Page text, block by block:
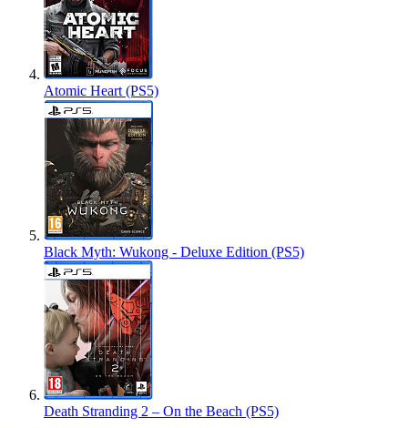
Atomic Heart (PS5)
Black Myth: Wukong - Deluxe Edition (PS5)
Death Stranding 2 – On the Beach (PS5)